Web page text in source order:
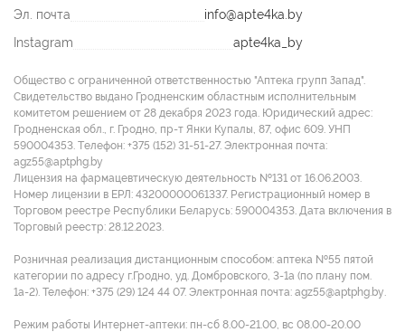
Эл. почта
info@apte4ka.by
Instagram
apte4ka_by
Общество с ограниченной ответственностью "Аптека групп Запад".
Свидетельство выдано Гродненским областным исполнительным
комитетом решением от 28 декабря 2023 года. Юридический адрес:
Гродненская обл., г. Гродно, пр-т Янки Купалы, 87, офис 609. УНП
590004353. Tелефон: +375 (152) 31-51-27. Электронная почта:
agz55@aptphg.by
Лицензия на фармацевтическую деятельность №131 от 16.06.2003.
Номер лицензии в ЕРЛ: 43200000061337. Регистрационный номер в
Торговом реестре Республики Беларусь: 590004353. Дата включения в
Торговый реестр: 28.12.2023.
Розничная реализация дистанционным способом: аптека №55 пятой
категории по адресу г.Гродно, уд. Домбровского, 3-1а (по плану пом.
1а-2). Телефон: +375 (29) 124 44 07. Электронная почта: agz55@aptphg.by.
Режим работы Интернет-аптеки: пн-сб 8.00-21.00, вс 08.00-20.00